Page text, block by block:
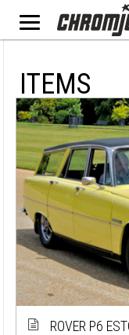
ITEMS
ROVER P6